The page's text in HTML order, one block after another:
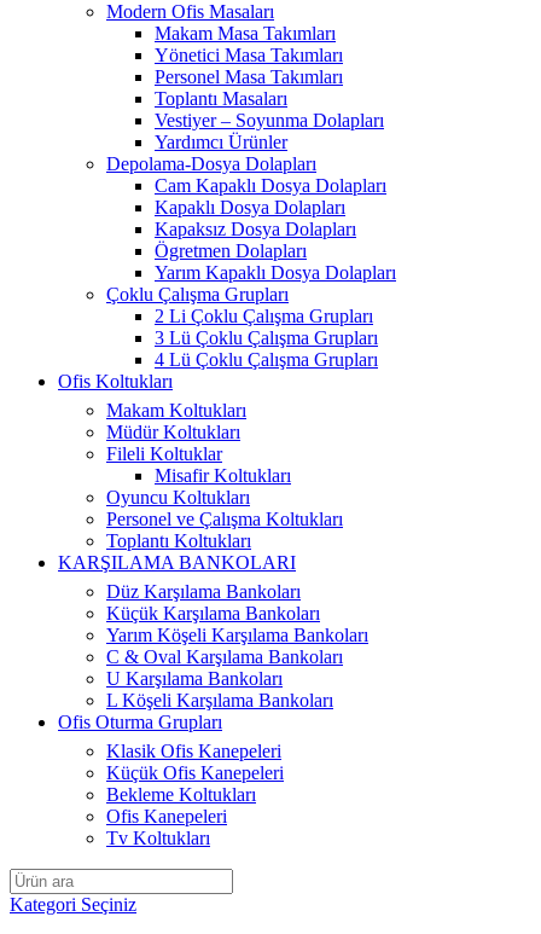
Modern Ofis Masaları
Makam Masa Takımları
Yönetici Masa Takımları
Personel Masa Takımları
Toplantı Masaları
Vestiyer – Soyunma Dolapları
Yardımcı Ürünler
Depolama-Dosya Dolapları
Cam Kapaklı Dosya Dolapları
Kapaklı Dosya Dolapları
Kapaksız Dosya Dolapları
Ögretmen Dolapları
Yarım Kapaklı Dosya Dolapları
Çoklu Çalışma Grupları
2 Li Çoklu Çalışma Grupları
3 Lü Çoklu Çalışma Grupları
4 Lü Çoklu Çalışma Grupları
Ofis Koltukları
Makam Koltukları
Müdür Koltukları
Fileli Koltuklar
Misafir Koltukları
Oyuncu Koltukları
Personel ve Çalışma Koltukları
Toplantı Koltukları
KARŞILAMA BANKOLARI
Düz Karşılama Bankoları
Küçük Karşılama Bankoları
Yarım Köşeli Karşılama Bankoları
C & Oval Karşılama Bankoları
U Karşılama Bankoları
L Köşeli Karşılama Bankoları
Ofis Oturma Grupları
Klasik Ofis Kanepeleri
Küçük Ofis Kanepeleri
Bekleme Koltukları
Ofis Kanepeleri
Tv Koltukları
Kategori Seçiniz